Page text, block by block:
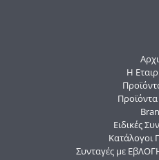
Η
Ειδικές
Κατάλογοι
Συνταγές με